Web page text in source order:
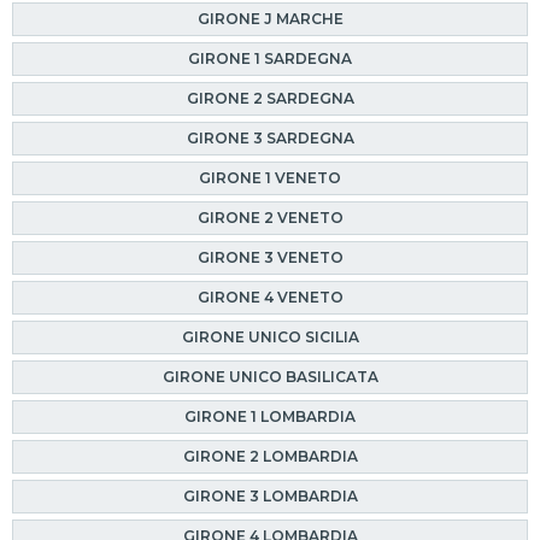
GIRONE J MARCHE
GIRONE 1 SARDEGNA
GIRONE 2 SARDEGNA
GIRONE 3 SARDEGNA
GIRONE 1 VENETO
GIRONE 2 VENETO
GIRONE 3 VENETO
GIRONE 4 VENETO
GIRONE UNICO SICILIA
GIRONE UNICO BASILICATA
GIRONE 1 LOMBARDIA
GIRONE 2 LOMBARDIA
GIRONE 3 LOMBARDIA
GIRONE 4 LOMBARDIA